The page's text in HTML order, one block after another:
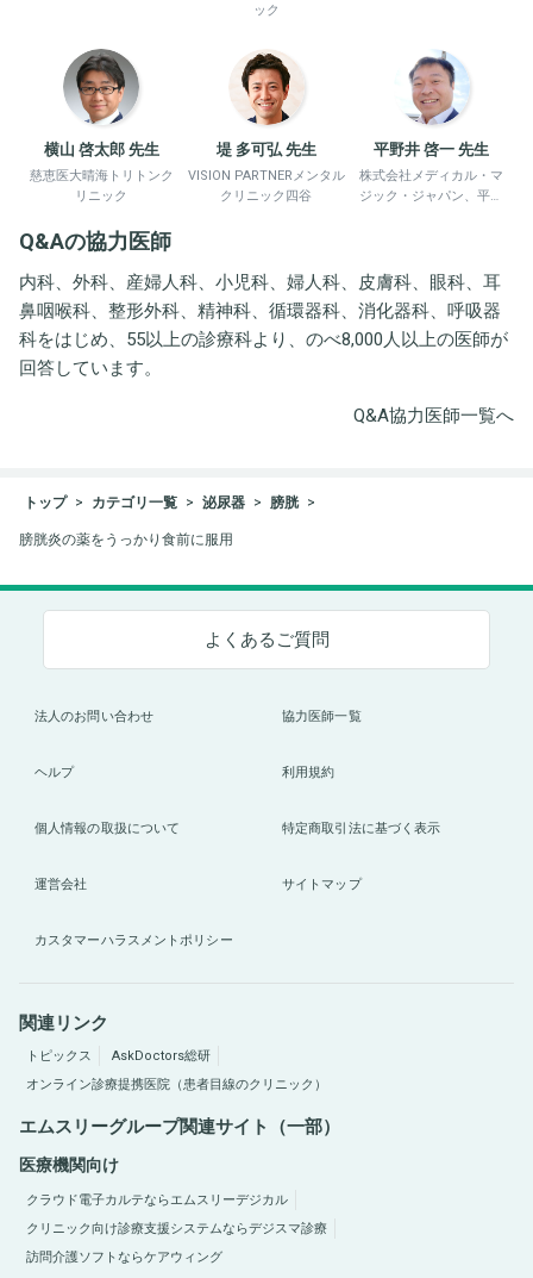
ック
横山 啓太郎 先生
慈恵医大晴海トリトンク
リニック
堤 多可弘 先生
VISION PARTNERメンタル
クリニック四谷
平野井 啓一 先生
株式会社メディカル・マ
ジック・ジャパン、平野
Q&Aの協力医師
内科、外科、産婦人科、小児科、婦人科、皮膚科、眼科、耳
鼻咽喉科、整形外科、精神科、循環器科、消化器科、呼吸器
科をはじめ、55以上の診療科より、のべ8,000人以上の医師が
回答しています。
Q&A協力医師一覧へ
トップ カテゴリ一覧 泌尿器 膀胱
膀胱炎の薬をうっかり食前に服用
よくあるご質問
法人のお問い合わせ 協力医師一覧
ヘルプ 利用規約
個人情報の取扱について 特定商取引法に基づく表示
運営会社 サイトマップ
カスタマーハラスメントポリシー
関連リンク
トピックス
AskDoctors総研
オンライン診療提携医院（患者目線のクリニック）
エムスリーグループ関連サイト（一部）
医療機関向け
クラウド電子カルテならエムスリーデジカル
クリニック向け診療支援システムならデジスマ診療
訪問介護ソフトならケアウィング